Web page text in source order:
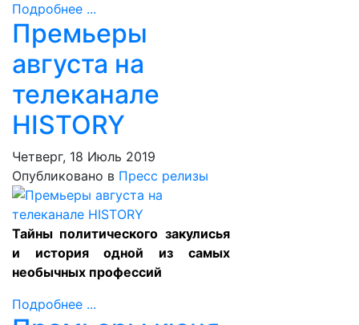
Подробнее ...
Премьеры
августа на
телеканале
HISTORY
Четверг, 18 Июль 2019
Опубликовано в Пресс релизы
Тайны политического закулисья
и история одной из самых
необычных профессий
Подробнее ...